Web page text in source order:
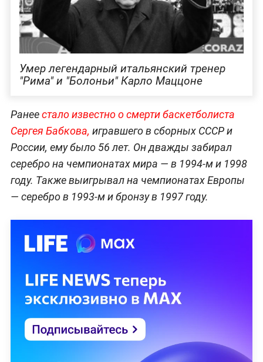
Умер легендарный итальянский тренер
"Рима" и "Болоньи" Карло Маццоне
Ранеестало известно о смерти баскетболиста
Сергея Бабкова, игравшего в сборных СССР и
России, ему было 56 лет. Он дважды забирал
серебро на чемпионатах мира — в 1994-м и 1998
году. Также выигрывал на чемпионатах Европы
— серебро в 1993-м и бронзу в 1997 году.